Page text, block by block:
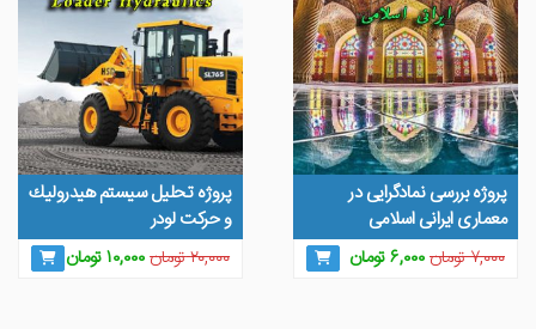
پروژه بررسی نمادگرایی در
معماری ایرانی اسلامی
۷,۰۰۰تومانقیمت
۶,۰۰۰تومان قیمت
پروژه تحلیل سیستم هيدروليك
و حركت لودر
۲۰,۰۰۰تومانقیمت
۱۰,۰۰۰تومانقیمت